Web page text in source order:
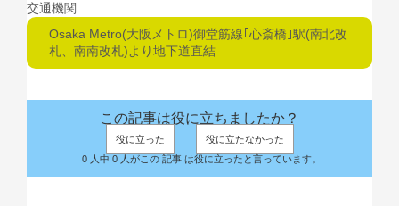
交通機関
Osaka Metro(大阪メトロ)御堂筋線｢心斎橋｣駅(南北改
札、南南改札)より地下道直結
この記事は役に立ちましたか？
役に立った
役に立たなかった
0 人中 0 人がこの 記事 は役に立ったと言っています。